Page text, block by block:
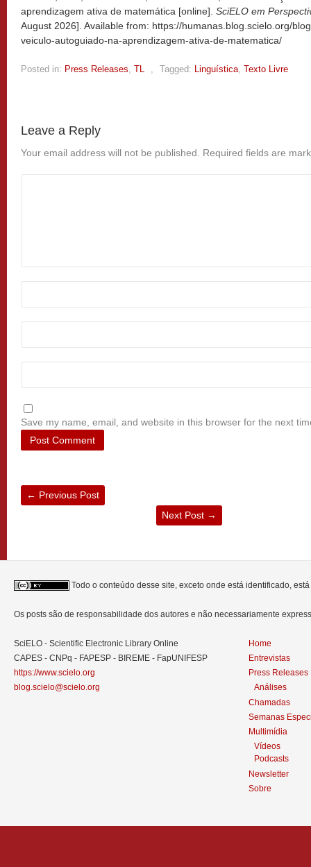
aprendizagem ativa de matemática [online]. SciELO em
August 2026]. Available from: https://humanas.blog.scielo.org/
veiculo-autoguiado-na-aprendizagem-ativa-de-matematica/
Posted in: Press Releases TL Tagged: Linguística Texto Livre
Leave a Reply
Your email address will not be published. Required fields are
Save my name, email, and website in this browser for the next
← Previous Post
Next Post →
Todo o conteúdo desse site, exceto onde está identificado,
Os posts são de responsabilidade dos autores e não necessariamente
SciELO - Scientific Electronic Library Online
CAPES - CNPq - FAPESP - BIREME - FapUNIFESP
https://www.scielo.org
blog.scielo@scielo.org
Home
Entrevistas
Press Releases
Análises
Chamadas
Semanas
Multimídia
Vídeos
Podcasts
Newsletter
Sobre